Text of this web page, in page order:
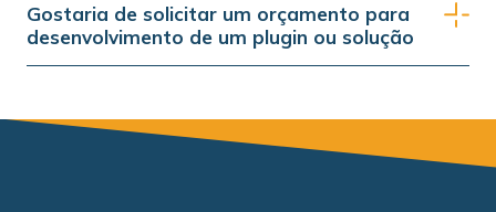
Gostaria de solicitar um orçamento para
desenvolvimento de um plugin ou solução